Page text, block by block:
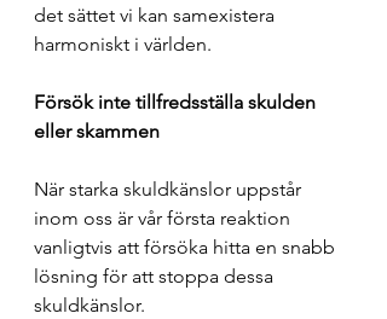
det sättet vi kan samexistera
harmoniskt i världen.
Försök inte tillfredsställa skulden
eller skammen
När starka skuldkänslor uppstår
inom oss är vår första reaktion
vanligtvis att försöka hitta en snabb
lösning för att stoppa dessa
skuldkänslor.